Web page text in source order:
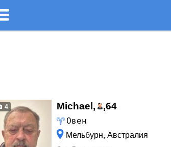
4 Michael, ,64
Овен
Мельбурн, Австралия